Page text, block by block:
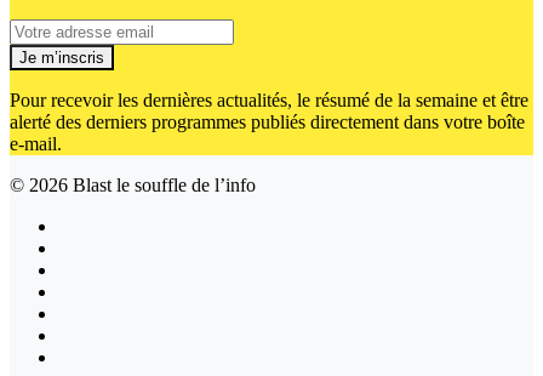
Je m’inscris
Pour recevoir les dernières actualités, le résumé de la semaine et être
alerté des derniers programmes publiés directement dans votre boîte
e-mail.
© 2026 Blast le souffle de l’info